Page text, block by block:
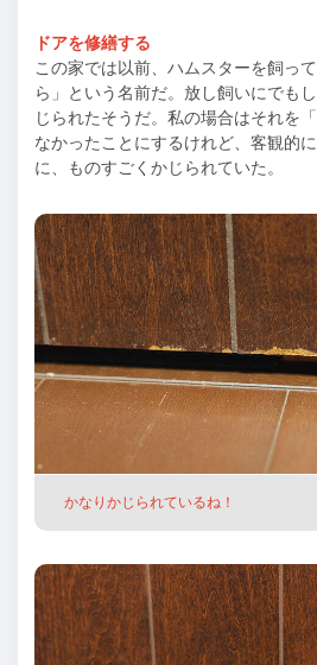
ドアを修繕する
この家では以前、ハムスターを飼っ
ら」という名前だ。放し飼いにでも
じられたそうだ。私の場合はそれを
なかったことにするけれど、客観的
に、ものすごくかじられていた。
かなりかじられているね！